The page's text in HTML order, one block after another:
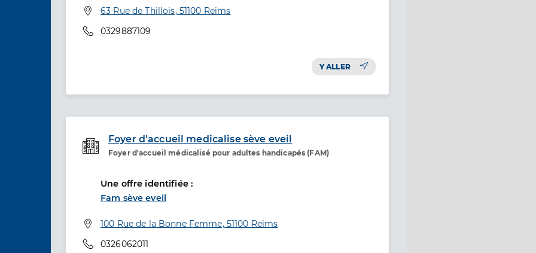
Adresse
63 Rue de Thillois, 51100 Reims
Téléphone
0329887109
Y ALLER
Foyer d'accueil medicalise sève eveil
Foyer d'accueil médicalisé pour adultes handicapés (FAM)
Etablissement de soins
Une offre identifiée :
Fam sève eveil
Adresse
100 Rue de la Bonne Femme, 51100 Reims
Téléphone
0326062011